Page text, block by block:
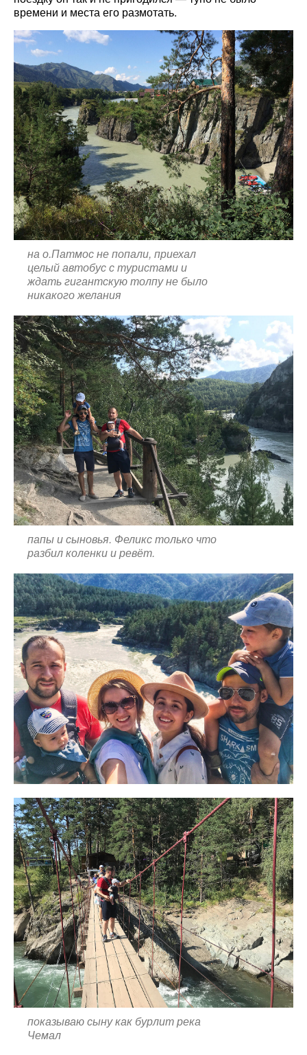
времени и места его размотать.
на о.Патмос не попали, приехал
целый автобус с туристами и
ждать гигантскую толпу не было
никакого желания
папы и сыновья. Феликс только что
разбил коленки и ревёт.
показываю сыну как бурлит река
Чемал